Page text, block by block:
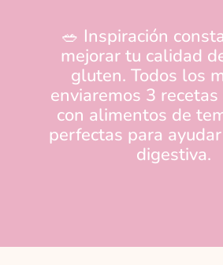
🥗 Inspiración
mejorar tu calidad
gluten. Todos los
enviaremos 3
con alimentos de
perfectas para
digestiva.